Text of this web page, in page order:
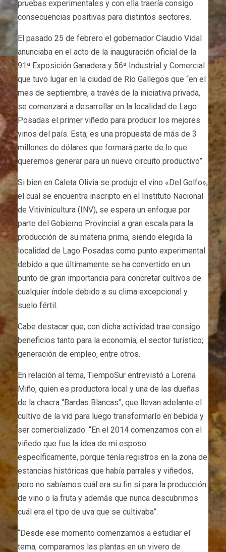
pruebas experimentales y con ella traería consigo
consecuencias positivas para distintos sectores.
El pasado 25 de febrero el gobernador Claudio Vidal
anunciaba en el acto de la inauguración oficial de la
91ª Exposición Ganadera y 56ª Industrial y Comercial
que tuvo lugar en la ciudad de Río Gallegos que “en el
mes de septiembre, a través de la iniciativa privada,
se comenzará a desarrollar en la localidad de Lago
Posadas el primer viñedo para producir los mejores
vinos del país. Esta, es una propuesta de más de 3
millones de dólares que formará parte de lo que
queremos generar para un nuevo circuito productivo”.
Si bien en Caleta Olivia se produjo el vino «Del Golfo»,
el cual se encuentra inscripto en el Instituto Nacional
de Vitivinicultura (INV), se espera un enfoque por
parte del Gobierno Provincial a gran escala para la
producción de su materia prima, siendo elegida la
localidad de Lago Posadas como punto experimental
debido a que últimamente se ha convertido en un
punto de gran importancia para concretar cultivos de
cualquier índole debido a su clima excepcional y
suelo fértil.
Cabe destacar que, con dicha actividad trae consigo
beneficios tanto para la economía; el sector turístico;
generación de empleo, entre otros.
En relación al tema, TiempoSur entrevistó a Lorena
Miño, quien es productora local y una de las dueñas
de la chacra “Bardas Blancas”, que llevan adelante el
cultivo de la vid para luego transformarlo en bebida y
ser comercializado. “En el 2014 comenzamos con el
viñedo que fue la idea de mi esposo
específicamente, porque tenía registros en la zona de
estancias históricas que había parrales y viñedos,
pero no sabíamos cuál era su fin si para la producción
de vino o la fruta y además que nunca descubrimos
cuál era el tipo de uva que se cultivaba”.
“Desde ese momento comenzamos a estudiar el
tema, comparamos las plantas en un vivero de